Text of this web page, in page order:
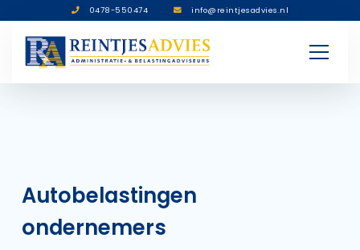
0478-550474 info@reintjesadvies.nl
Autobelastingen
ondernemers